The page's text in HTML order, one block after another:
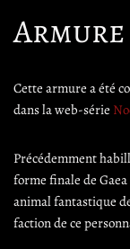
Armure
Cette armure a été
dans la web-série
Précédemment
forme finale de
animal fantastique
faction de ce